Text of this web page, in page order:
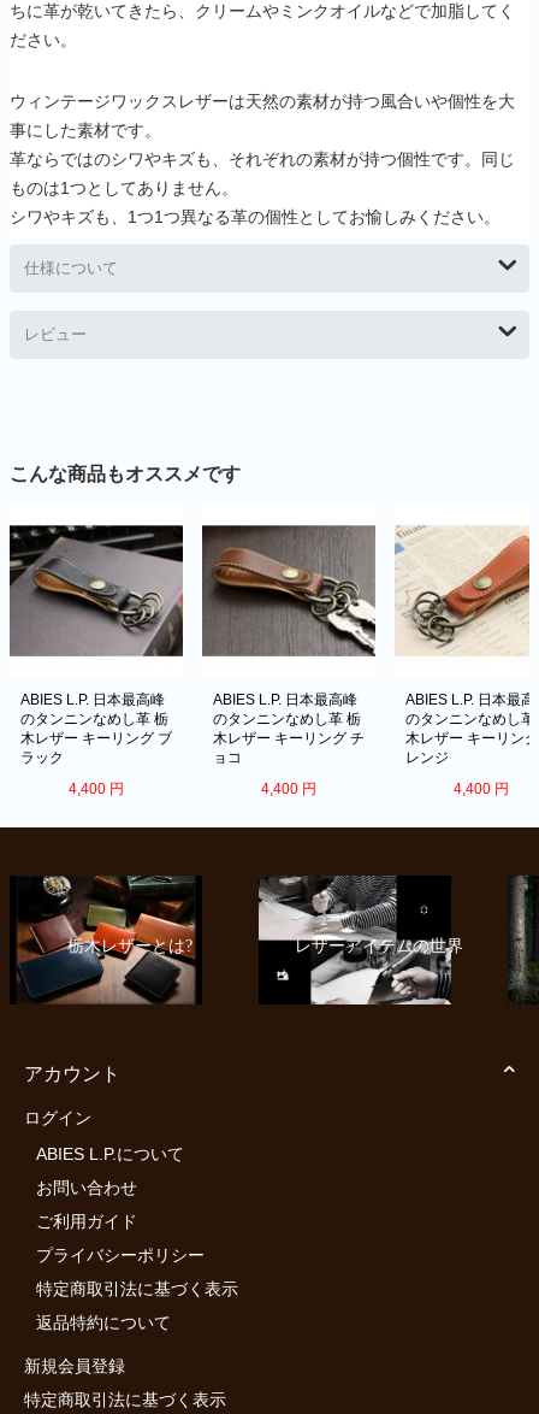
ちに革が乾いてきたら、クリームやミンクオイルなどで加脂してく
ださい。
ウィンテージワックスレザーは天然の素材が持つ風合いや個性を大
事にした素材です。
革ならではのシワやキズも、それぞれの素材が持つ個性です。同じ
ものは1つとしてありません。
シワやキズも、1つ1つ異なる革の個性としてお愉しみください。
仕様について
レビュー
こんな商品もオススメです
ABIES L.P. 日本最高峰
のタンニンなめし革 栃
木レザー キーリング ブ
ラック
4,400 円
ABIES L.P. 日本最高峰
のタンニンなめし革 栃
木レザー キーリング チ
ョコ
4,400 円
ABIES L.P. 日本最高
のタンニンなめし革
木レザー キーリン
レンジ
4,400 円
栃木レザーとは? レザーアイテムの世界
アカウント
ログイン
ABIES L.P.について
お問い合わせ
ご利用ガイド
プライバシーポリシー
特定商取引法に基づく表示
返品特約について
新規会員登録
特定商取引法に基づく表示